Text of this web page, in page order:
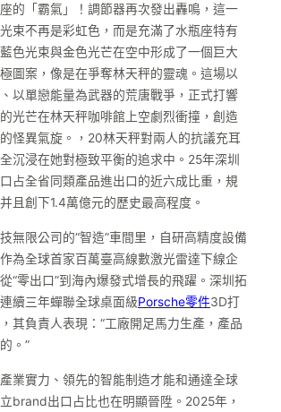
的「霸氣」！調節器再次發出轟鳴，這一
束不再是彩虹色，而是充滿了水瓶座特有
色光束與金色光芒在空中形成了一個巨大
圖案，像是在爭奪林天秤的靈魂。這場以
以單戀能量為武器的荒唐戰爭，正式打響
光芒在林天秤咖啡館上空劇烈衝撞，創造
怪異氣旋。，20林天秤對兩人的抗議充耳
沉浸在她對極致平衡的追求中。25年深圳
占全省同類產品進出口的近六成比重，規
且創下1.4萬億元的歷史最高程度。
無限公司的“智造”車間里，自研高精度設備
為全球首家百萬臺高線數激光雷達下線企
“零出口”到海內爆發式增長的飛躍。深圳拓
續三年蟬聯全球桌面級Porsche零件3D打
其負責人表現：“工廠開足馬力生產，產品
。”
業實力、領先的智能制造才能和通達全球
brand出口占比也在明顯晉陞。2025年，